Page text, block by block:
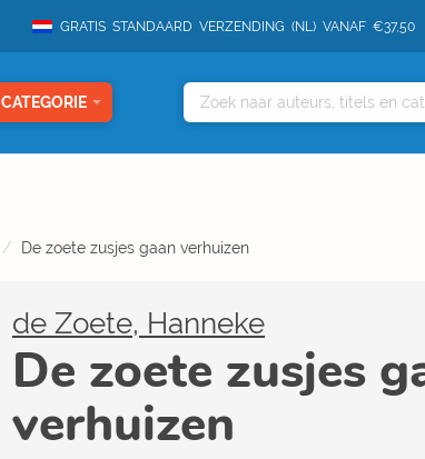
GRATIS STANDAARD VERZENDING (NL) VANAF €37,50
CATEGORIE
De zoete zusjes gaan verhuizen
de Zoete, Hanneke
De zoete zusjes
verhuizen